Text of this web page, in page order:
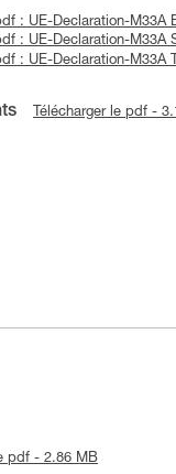
: UE-Declaration-
: UE-Declaration-M33A
: UE-Declaration-M33A
Télécharger le pdf -
pdf - 2.86 MB